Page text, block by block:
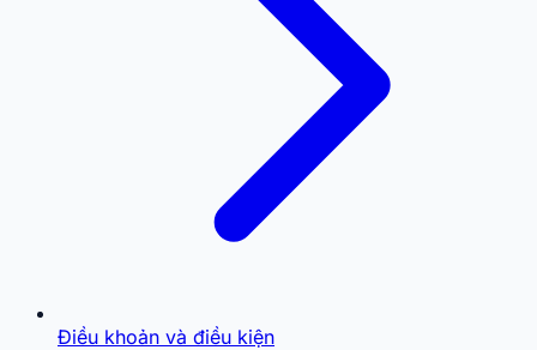
Điều khoản và điều kiện